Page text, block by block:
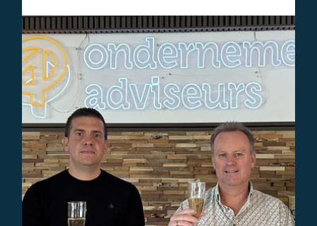
Kevin Bosch CFP
15 jun 2025
2 minuten om te lezen
Financieel
Waarom elke ondernemer een Persoonlijk
Financieel Plan nodig heeft
Financieel plan voor ondernemers: krijg overzicht en maak
slimme keuzes voor bedrijf & privé. Bouw vermogen op,
benut fiscale voordelen en verzeker je financiële toekomst.